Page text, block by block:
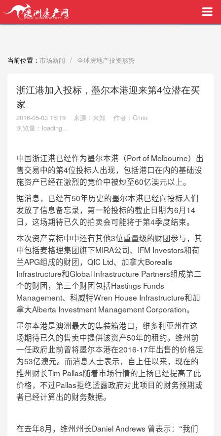
买家中介VIP服务，助您安心购房
当前位置： 市场新闻 / 全球房地产投资形势
浙江港加入投标，墨尔本港迎来第4位潜在买
家
2016-05-03 16:16 来源：未知
作者：Crino
浏览量： loading...
中国浙江港已经作为墨尔本港（Port of Melbourne）出
售交易中的第4位投标人出现，包括港口在内的基础设
施资产已经在激烈的竞价中被炒至60亿澳元以上。
据消息，已经有50年历史的墨尔本港已经向投标人们
发放了信息备忘录，第一轮投标的截止日期为6月 14
日，这场期待已久的拍卖会可能将于第4季度结束。
本次资产竞标中中还有其他3位重量级的财团参与，其
中包括麦格理集团旗下MIRA公司、 IFM Investors和荷
兰APG组成的财团， QIC Ltd、加拿大Borealis
Infrastructure和Global Infrastructure Partners组成第二
个的财团，第三个财团包括Hastings Funds
Management、科威特Wren House Infrastructure和加
拿大Alberta Investment Management Corporation。
墨尔本港是澳洲最大的集装箱港口，维多利亚州在这
场期待已久的售卖中提供该资产50年的租约。维州前
一任政府此前曾将墨尔本港在2016-17年出售的价格定
为53亿澳元。而消息人士表示，自上任以来，现在的
维州财长Tim Pallas随着市场行情的上扬已经提高了此
价格，不过Pallas拒绝透露政府对此项目的财务预期或
者已经计算出的财务数据。
在去年8月，维州州长Daniel Andrews 曾表示：“我们